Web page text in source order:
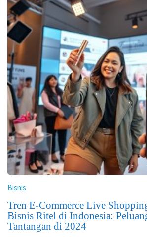
Bisnis
Tren E-Commerce Live
Bisnis Ritel di Indonesia:
Tantangan di 2024